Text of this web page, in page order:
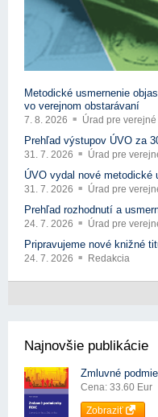
Metodické usmernenie
vo verejnom obstarávaní
7. 8. 2026 Úrad pre
Prehľad výstupov ÚVO za
31. 7. 2026 Úrad pre
ÚVO vydal nové metodické
31. 7. 2026 Úrad pre
Prehľad rozhodnutí a
24. 7. 2026 Úrad pre
Pripravujeme nové knižné
24. 7. 2026 Redakcia
Najnovšie publikácie
Zmluvné
Cena: 33.60 Eur
Zobraziť